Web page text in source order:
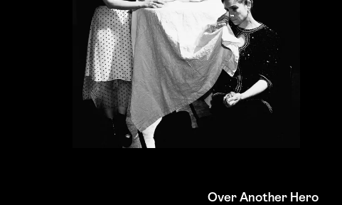
Over Another Hero